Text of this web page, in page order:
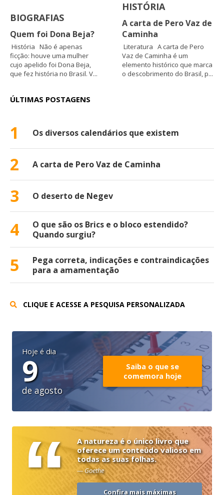
BIOGRAFIAS
Quem foi Dona Beja?
História Não é apenas
ficção: houve uma mulher
cujo apelido foi Dona Beja,
que fez história no Brasil. V...
HISTÓRIA
A carta de Pero Vaz de
Caminha
Literatura A carta de Pero
Vaz de Caminha é um
elemento histórico que marca
o descobrimento do Brasil, p...
ÚLTIMAS POSTAGENS
1 Os diversos calendários que existem
2 A carta de Pero Vaz de Caminha
3 O deserto de Negev
4
O que são os Brics e o bloco estendido?
Quando surgiu?
5
Pega correta, indicações e contraindicações
para a amamentação
CLIQUE E ACESSE A PESQUISA PERSONALIZADA
Hoje é dia
9
de agosto
Saiba o que se
comemora hoje
“
A natureza é o único livro que
oferece um conteúdo valioso em
todas as suas folhas.
— Goethe
Confira mais máximas